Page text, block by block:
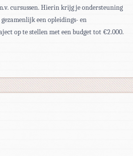
cursussen. Hierin krijg je ondersteuning
een opleidings- en
op te stellen met een budget tot €2.000.